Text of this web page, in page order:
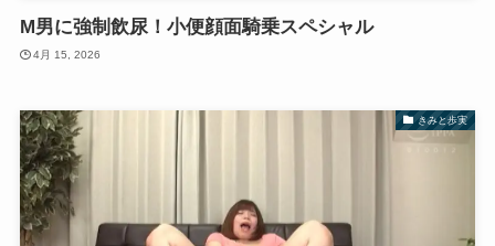
M男に強制飲尿！小便顔面騎乗スペシャル
4月 15, 2026
きみと歩実